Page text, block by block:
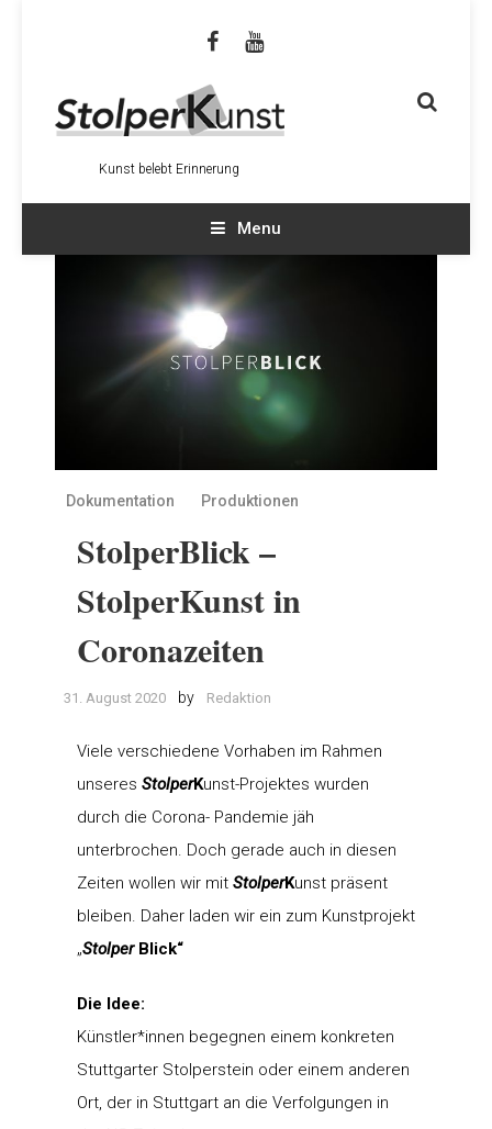
Kunst belebt Erinnerung
Menu
Dokumentation Produktionen
StolperBlick –
StolperKunst in
Coronazeiten
31. August 2020 by Redaktion
Viele verschiedene Vorhaben im Rahmen
unseres StolperKunst-Projektes wurden
durch die Corona- Pandemie jäh
unterbrochen. Doch gerade auch in diesen
Zeiten wollen wir mit StolperKunst präsent
bleiben. Daher laden wir ein zum Kunstprojekt
„Stolper Blick“
Die Idee:
Künstler*innen begegnen einem konkreten
Stuttgarter Stolperstein oder einem anderen
Ort, der in Stuttgart an die Verfolgungen in